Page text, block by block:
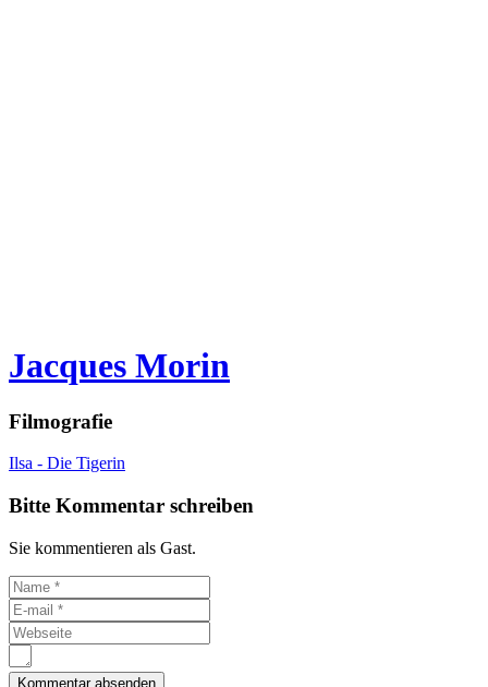
Jacques Morin
Filmografie
Ilsa - Die Tigerin
Bitte Kommentar schreiben
Sie kommentieren als Gast.